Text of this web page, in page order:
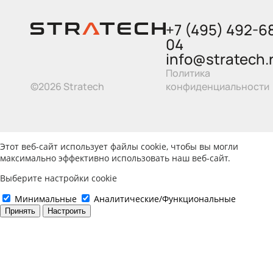
©2026 Stratech
+7 (495) 492-
04
Политика
конфиденциальности
Этот веб-сайт использует файлы cookie, чтобы вы могли
максимально эффективно использовать наш веб-сайт.
Выберите настройки cookie
Минимальные
Аналитические/Функциональные
Принять Настроить